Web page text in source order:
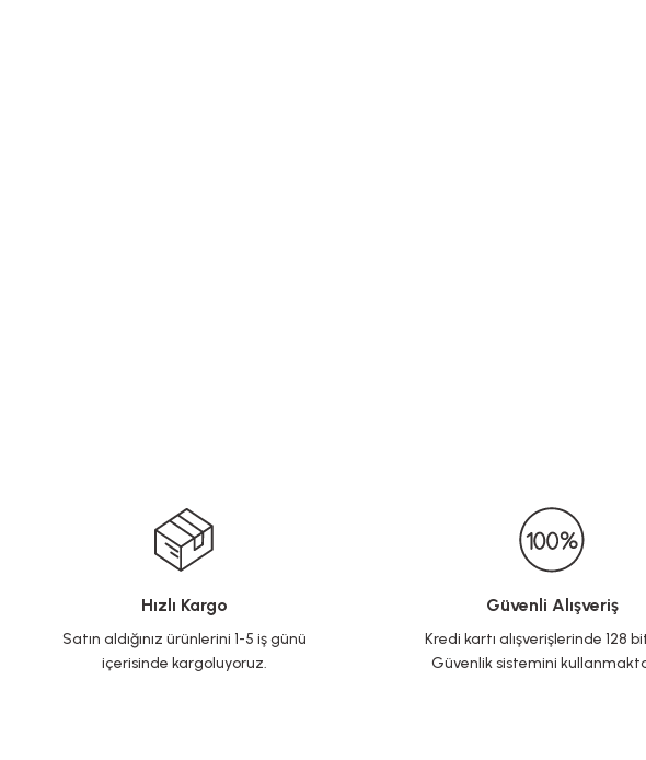
Hızlı Kargo
Satın aldığınız ürünlerini 1-5 iş günü
içerisinde kargoluyoruz.
Güvenli Alışveriş
Kredi kartı alışverişlerinde 128
Güvenlik sistemini